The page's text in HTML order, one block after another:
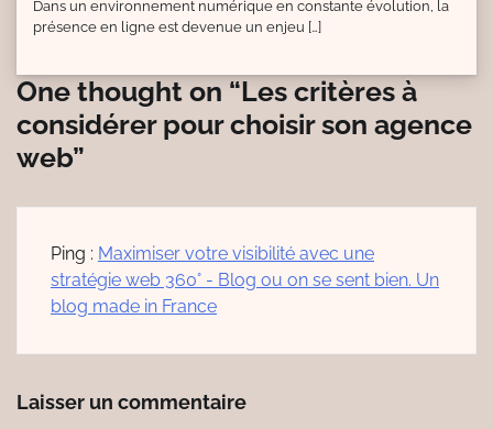
Dans un environnement numérique en constante évolution, la
présence en ligne est devenue un enjeu […]
One thought on “Les critères à
considérer pour choisir son agence
web”
Ping : Maximiser votre visibilité avec une
stratégie web 360° - Blog ou on se sent bien. Un
blog made in France
Laisser un commentaire